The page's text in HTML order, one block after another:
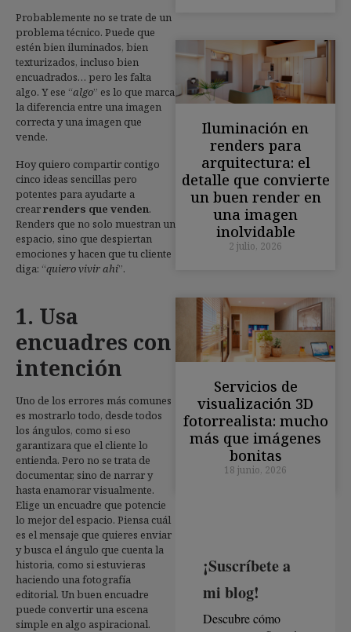
Probablemente no se trate de un
problema técnico. Puede que
estén bien iluminados, bien
texturizados, incluso bien
encuadrados… pero les falta
algo. Y ese “algo” es lo que marca
la diferencia entre una imagen
correcta y una imagen que
vende.
Hoy quiero compartir contigo
cinco ideas sencillas pero
potentes para ayudarte a
crearrenders que venden.
Renders que no solo muestran un
espacio, sino que despiertan
emociones y hacen que tu cliente
diga: “quiero vivir ahí”.
1. Usa
encuadres con
intención
Uno de los errores más comunes
es mostrarlo todo, desde todos
los ángulos, como si eso
garantizara que el cliente lo
entienda. Pero no se trata de
documentar, sino de narrar y
hasta enamorar visualmente.
Elige un encuadre que potencie
lo mejor del espacio. Piensa cuál
es el mensaje que quieres enviar
y busca el ángulo que cuenta la
historia, como si estuvieras
haciendo una fotografía
editorial. Un buen encuadre
puede convertir una escena
simple en algo aspiracional.
Iluminación en
renders para
arquitectura: el
detalle que convierte
un buen render en
una imagen
inolvidable
2 julio, 2026
Servicios de
visualización 3D
fotorrealista: mucho
más que imágenes
bonitas
18 junio, 2026